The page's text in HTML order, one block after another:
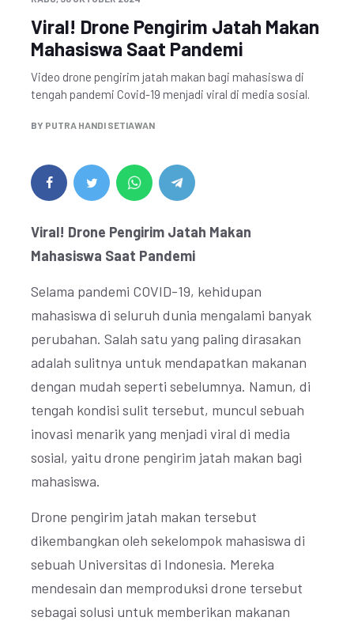
Viral! Drone Pengirim Jatah Makan
Mahasiswa Saat Pandemi
Video drone pengirim jatah makan bagi mahasiswa di
tengah pandemi Covid-19 menjadi viral di media sosial.
BY PUTRA HANDI SETIAWAN
Viral! Drone Pengirim Jatah Makan
Mahasiswa Saat Pandemi
Selama pandemi COVID-19, kehidupan
mahasiswa di seluruh dunia mengalami banyak
perubahan. Salah satu yang paling dirasakan
adalah sulitnya untuk mendapatkan makanan
dengan mudah seperti sebelumnya. Namun, di
tengah kondisi sulit tersebut, muncul sebuah
inovasi menarik yang menjadi viral di media
sosial, yaitu drone pengirim jatah makan bagi
mahasiswa.
Drone pengirim jatah makan tersebut
dikembangkan oleh sekelompok mahasiswa di
sebuah Universitas di Indonesia. Mereka
mendesain dan memproduksi drone tersebut
sebagai solusi untuk memberikan makanan